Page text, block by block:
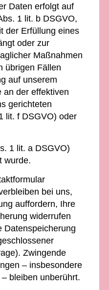
Daten erfolgt auf
1 lit. b DSGVO,
der Erfüllung eines
oder zur
Maßnahmen
übrigen Fällen
auf unserem
an der effektiven
gerichteten
lit. f DSGVO) oder
1 lit. a DSGVO)
wurde.
bei uns,
auffordern, Ihre
widerrufen
Datenspeicherung
Zwingende
– insbesondere
bleiben unberührt.